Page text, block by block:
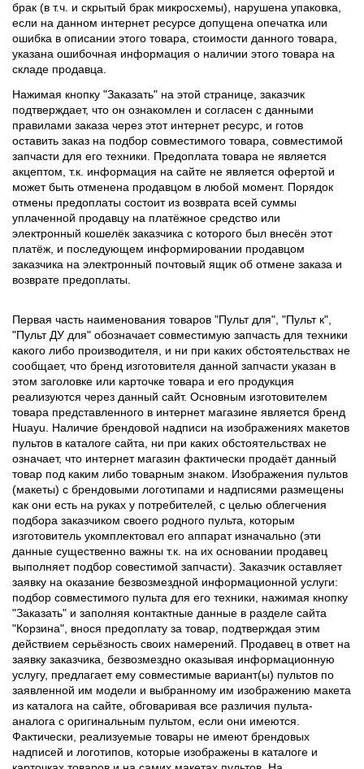
брак (в т.ч. и скрытый брак микросхемы), нарушена упаковка,
если на данном интернет ресурсе допущена опечатка или
ошибка в описании этого товара, стоимости данного товара,
указана ошибочная информация о наличии этого товара на
складе продавца.
Нажимая кнопку "Заказать" на этой странице, заказчик
подтверждает, что он ознакомлен и согласен с данными
правилами заказа через этот интернет ресурс, и готов
оставить заказ на подбор совместимого товара, совместимой
запчасти для его техники. Предоплата товара не является
акцептом, т.к. информация на сайте не является офертой и
может быть отменена продавцом в любой момент. Порядок
отмены предоплаты состоит из возврата всей суммы
уплаченной продавцу на платёжное средство или
электронный кошелёк заказчика с которого был внесён этот
платёж, и последующем информировании продавцом
заказчика на электронный почтовый ящик об отмене заказа и
возврате предоплаты.
Первая часть наименования товаров "Пульт для", "Пульт к",
"Пульт ДУ для" обозначает совместимую запчасть для техники
какого либо производителя, и ни при каких обстоятельствах не
сообщает, что бренд изготовителя данной запчасти указан в
этом заголовке или карточке товара и его продукция
реализуются через данный сайт. Основным изготовителем
товара представленного в интернет магазине является бренд
Huayu. Наличие брендовой надписи на изображениях макетов
пультов в каталоге сайта, ни при каких обстоятельствах не
означает, что интернет магазин фактически продаёт данный
товар под каким либо товарным знаком. Изображения пультов
(макеты) с брендовыми логотипами и надписями размещены
как они есть на руках у потребителей, с целью облегчения
подбора заказчиком своего родного пульта, которым
изготовитель укомплектовал его аппарат изначально (эти
данные существенно важны т.к. на их основании продавец
выполняет подбор совестимой запчасти). Заказчик оставляет
заявку на оказание безвозмездной информационной услуги:
подбор совместимого пульта для его техники, нажимая кнопку
"Заказать" и заполняя контактные данные в разделе сайта
"Корзина", внося предоплату за товар, подтверждая этим
действием серьёзность своих намерений. Продавец в ответ на
заявку заказчика, безвозмездно оказывая информационную
услугу, предлагает ему совместимые вариант(ы) пультов по
заявленной им модели и выбранному им изображению макета
из каталога на сайте, обговаривая все различия пульта-
аналога с оригинальным пультом, если они имеются.
Фактически, реализуемые товары не имеют брендовых
надписей и логотипов, которые изображены в каталоге и